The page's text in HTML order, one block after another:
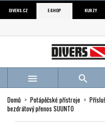
DIVERS.CZ E-SHOP KURZY
 
Domů Potápěčské přístroje
bezdrátový přenos SUUNTO